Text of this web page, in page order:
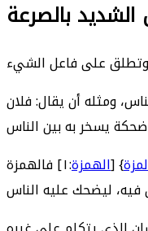
بالصرعة
ومثله أن يقال: فلان
} [الهمزة :١] فالهمزة